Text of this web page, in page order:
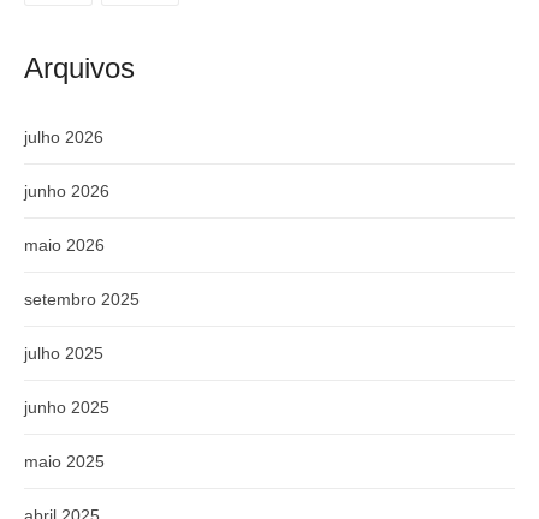
Arquivos
julho 2026
junho 2026
maio 2026
setembro 2025
julho 2025
junho 2025
maio 2025
abril 2025